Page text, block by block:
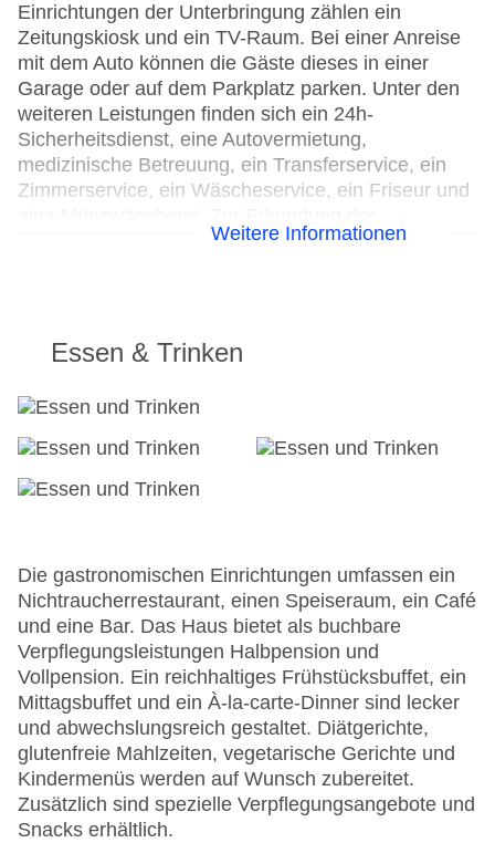
Einrichtungen der Unterbringung zählen ein
Zeitungskiosk und ein TV-Raum. Bei einer Anreise
mit dem Auto können die Gäste dieses in einer
Garage oder auf dem Parkplatz parken. Unter den
weiteren Leistungen finden sich ein 24h-
Sicherheitsdienst, eine Autovermietung,
medizinische Betreuung, ein Transferservice, ein
Zimmerservice, ein Wäscheservice, ein Friseur und
Umgebung bietet ein Fahrradverleih die notwendige
ein Faxgerät an.
Parkplatz
Check-in von: 16:00:00
Konferenzraum
Hoteleröffnung: 1976
Hotelsafe
WLAN/WiFi im Hotel
Letzte umfassende Renovierung: 2018
Lift
Minimarkt
Anzahl der Konferenzräume: 1
Anzahl der Aufzüge: 1
Haustiere
Zimmerservice
Sonnenterrasse
Weitere Informationen
Essen & Trinken
Die gastronomischen Einrichtungen umfassen ein
Nichtraucherrestaurant, einen Speiseraum, ein Café
und eine Bar. Das Haus bietet als buchbare
Verpflegungsleistungen Halbpension und
Vollpension. Ein reichhaltiges Frühstücksbuffet, ein
Mittagsbuffet und ein À-la-carte-Dinner sind lecker
und abwechslungsreich gestaltet. Diätgerichte,
glutenfreie Mahlzeiten, vegetarische Gerichte und
Kindermenüs werden auf Wunsch zubereitet.
Zusätzlich sind spezielle Verpflegungsangebote und
Snacks erhältlich.